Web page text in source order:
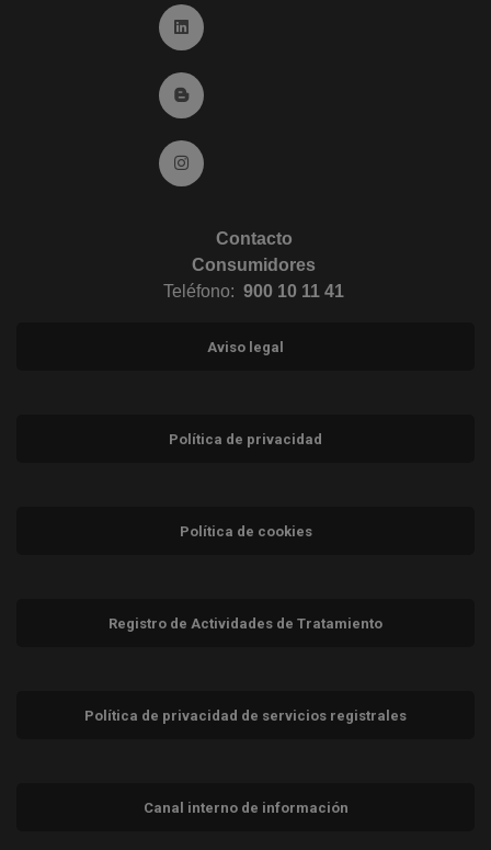
Ir a Linkedin (abre en ventana nueva)
Ir al Blog (abre en ventana nueva)
Ir a Instagram (abre en ventana nueva)
Contacto
Consumidores
Teléfono: 900 10 11 41
Aviso legal
Política de privacidad
Política de cookies
Registro de Actividades de Tratamiento
Política de privacidad de servicios registrales
Canal interno de información